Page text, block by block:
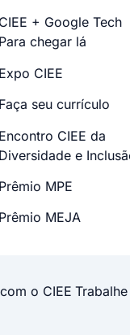
CIEE + Google Tech
Para chegar lá
Expo CIEE
Faça seu currículo
Encontro CIEE da
Diversidade e
Prêmio MPE
Prêmio MEJA
o CIEE